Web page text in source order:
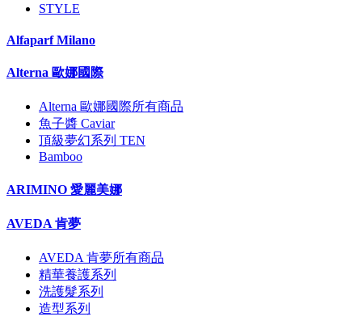
STYLE
Alfaparf Milano
Alterna 歐娜國際
Alterna 歐娜國際所有商品
魚子醬 Caviar
頂級夢幻系列 TEN
Bamboo
ARIMINO 愛麗美娜
AVEDA 肯夢
AVEDA 肯夢所有商品
精華養護系列
洗護髮系列
造型系列